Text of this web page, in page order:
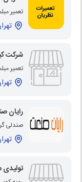
تعمیر
تهران،
شرکت
تعمیر
رایان
صندلی
تولیدی